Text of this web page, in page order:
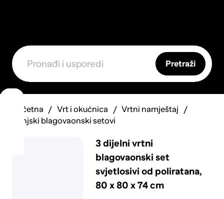
Pretraži
Početna Vrt i okućnica
Vrtni namještaj
Vanjski blagovaonski setovi
3 dijelni vrtni
blagovaonski set
svjetlosivi od poliratana,
80 x 80 x 74 cm